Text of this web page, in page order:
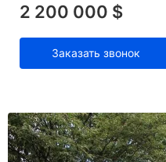
2 200 000 $
Заказать звонок